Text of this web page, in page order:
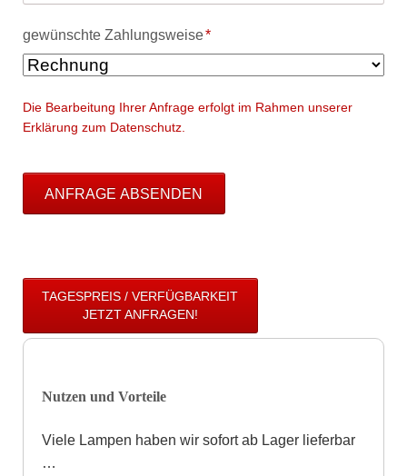
Pflichtfeld
gewünschte Zahlungsweise*
Die Bearbeitung Ihrer Anfrage erfolgt im Rahmen unserer
Erklärung zum Datenschutz.
ANFRAGE ABSENDEN
TAGESPREIS / VERFÜGBARKEIT
JETZT ANFRAGEN!
Nutzen und Vorteile
Viele Lampen haben wir sofort ab Lager lieferbar
…